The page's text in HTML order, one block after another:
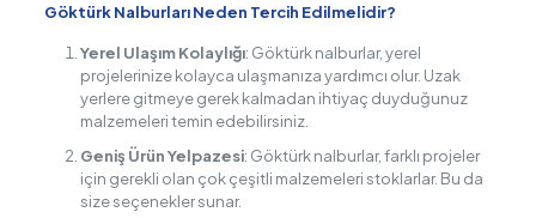
Göktürk Nalburları Neden Tercih Edilmelidir?
Yerel Ulaşım Kolaylığı: Göktürk nalburlar, yerel
projelerinize kolayca ulaşmanıza yardımcı olur. Uzak
yerlere gitmeye gerek kalmadan ihtiyaç duyduğunuz
malzemeleri temin edebilirsiniz.
Geniş Ürün Yelpazesi: Göktürk nalburlar, farklı projeler
için gerekli olan çok çeşitli malzemeleri stoklarlar. Bu da
size seçenekler sunar.